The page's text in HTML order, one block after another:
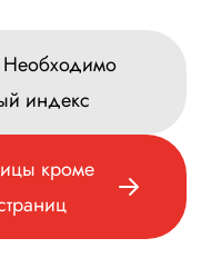
создать
при
согласия с
кроме главной
индекс
кроме